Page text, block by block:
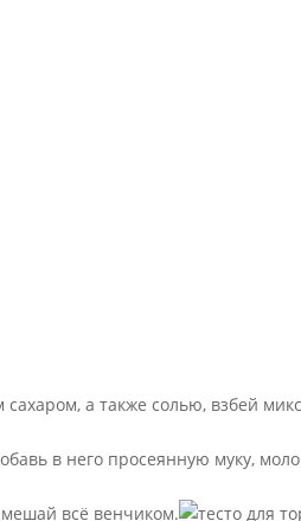
а также солью, взбей
в него просеянную муку,
всё венчиком.